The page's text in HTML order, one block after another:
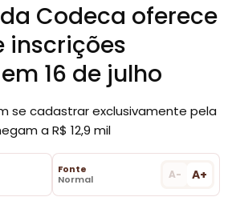
Codeca oferece
inscrições
16 de julho
se cadastrar exclusivamente pela
a R$ 12,9 mil
Fonte
Normal
A- A+